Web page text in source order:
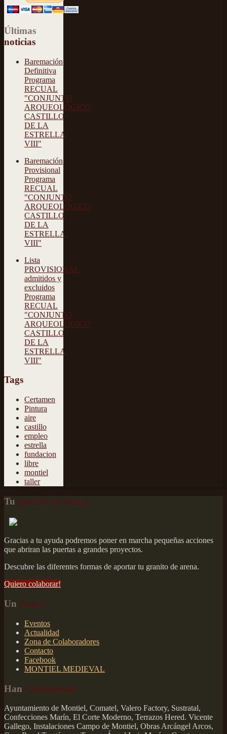
Últimas
noticias
Baremación
Definitiva
Programa
RECUAL
"CONJUNTO
ARQUEOLÓGICO
CASTILLO
DE LA
ESTRELLA
VIII"
Baremación
Provisional
Programa
RECUAL
"CONJUNTO
ARQUEOLÓGICO
CASTILLO
DE LA
ESTRELLA
VIII"
Lista
PROVISIONAL
admitidos y
excluidos
Programa
RECUAL
"CONJUNTO
ARQUEOLÓGICO
CASTILLO
DE LA
ESTRELLA
VIII"
Tags
Certamen
Pintura
aire
castillo
empleo
estrella
fundacion
libre
montiel
taller
Tu granito de Arena
Gracias a tu ayuda podremos poner en marcha pequeñas acciones
que abriran las puertas a grandes proyectos.
Descubre las diferentes formas de aportar tu granito de arena.
Quiero colaborar!
Un Atajo
Eventos
Actualidad
Zona de Colaboradores
Contacto
Facebook
MONTIEL MEDIEVAL
Han Colaborado:
Ayuntamiento de Montiel, Comatel, Valero Factory, Sustratal,
Confecciones Marín, El Corte Moderno, Terrazos Hered. Vicente
Gallego, Instalaciones Campo de Montiel, Obras Arcángel Arcos,